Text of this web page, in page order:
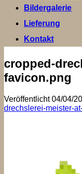
Bildergalerie
Lieferung
Kontakt
cropped-
favicon.png
Veröffentlicht04/04/
drechslerei-meister-